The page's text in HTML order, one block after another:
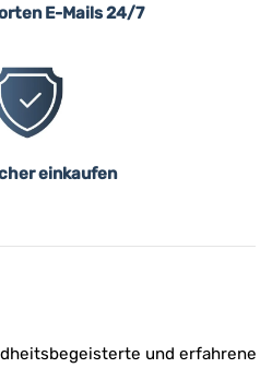
E-Mails 24/7
einkaufen
und erfahrene